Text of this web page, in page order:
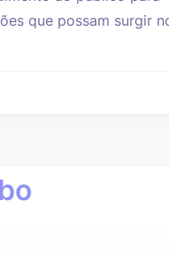
que possam surgir